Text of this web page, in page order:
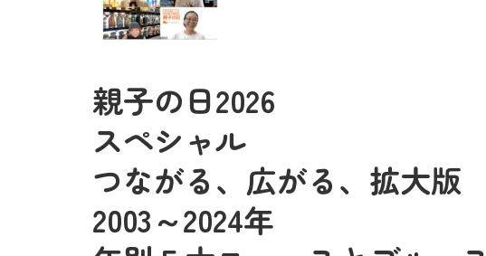
親子の日2026
スペシャル
つながる、広がる、拡大版
2003～2024年